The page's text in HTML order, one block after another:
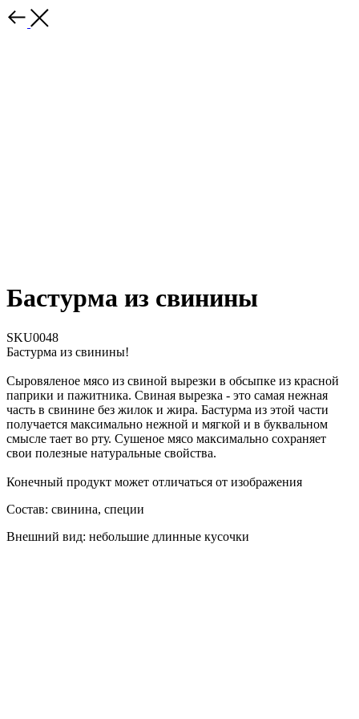
Бастурма из свинины
SKU0048
Бастурма из свинины!
Сыровяленое мясо из свиной вырезки в обсыпке из красной
паприки и пажитника. Свиная вырезка - это самая нежная
часть в свинине без жилок и жира. Бастурма из этой части
получается максимально нежной и мягкой и в буквальном
смысле тает во рту. Сушеное мясо максимально сохраняет
свои полезные натуральные свойства.
Конечный продукт может отличаться от изображения
Состав: свинина, специи
Внешний вид: небольшие длинные кусочки